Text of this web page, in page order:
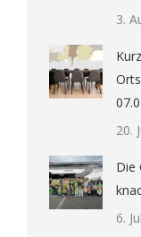
3.
20.
Die
6.